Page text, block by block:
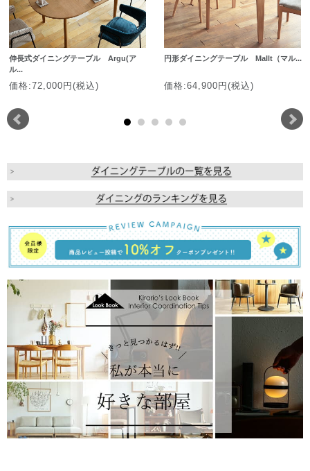
伸長式ダイニングテーブル Argu(ア
ル...
価格:72,000円(税込)
円形ダイニングテーブル Mallt（マル...
価格:64,900円(税込)